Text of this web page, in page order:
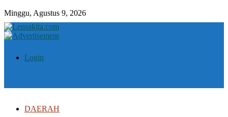
Minggu, Agustus 9, 2026
Login
DAERAH